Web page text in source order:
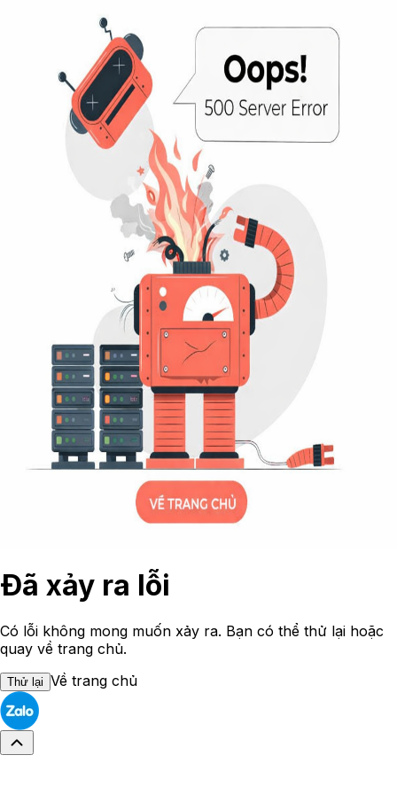
Đã xảy ra lỗi
Có lỗi không mong muốn xảy ra. Bạn có thể thử lại hoặc
quay về trang chủ.
Thử lại Về trang chủ